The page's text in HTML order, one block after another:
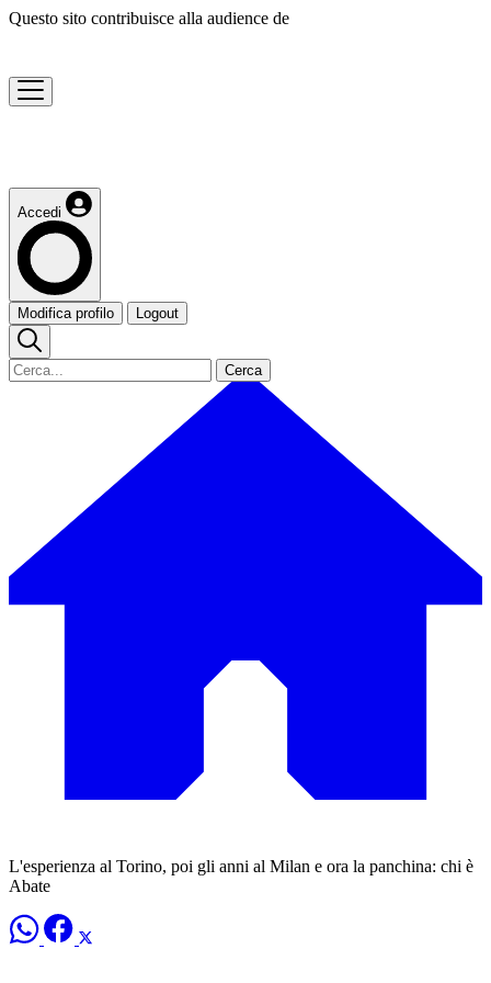
Questo sito contribuisce alla audience de
Accedi
Modifica profilo Logout
Cerca
L'esperienza al Torino, poi gli anni al Milan e ora la panchina: chi è
Abate